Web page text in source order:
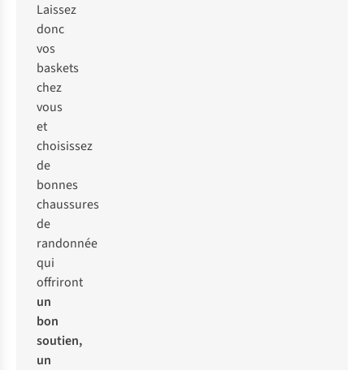
Laissez
donc
vos
baskets
chez
vous
et
choisissez
de
bonnes
chaussures
de
randonnée
qui
offriront
un
bon
soutien,
un